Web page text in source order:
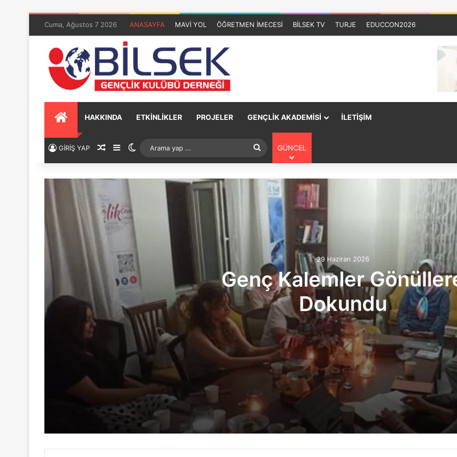
Cuma, Ağustos 7 2026 ANASAYFA MAVİ YOL ÖĞRETMEN İMECESİ BİLSEK TV TURJE EDUCCON2026
HAKKINDA ETKİNLİKLER PROJELER GENÇLİK AKADEMİSİ İLETİŞİM
GİRİŞ YAP GÜNCEL
29 Haziran 2026
Genç Kalemler
Dokundu
Genç Kalemler Gönüllere Dokundu